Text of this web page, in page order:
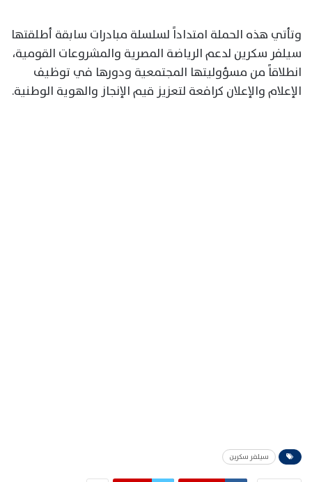
وتأتي هذه الحملة امتداداً لسلسلة مبادرات سابقة أطلقتها
سيلفر سكرين لدعم الرياضة المصرية والمشروعات القومية،
انطلاقاً من مسؤوليتها المجتمعية ودورها في توظيف
الإعلام والإعلان كرافعة لتعزيز قيم الإنجاز والهوية الوطنية.
سيلفر سكرين